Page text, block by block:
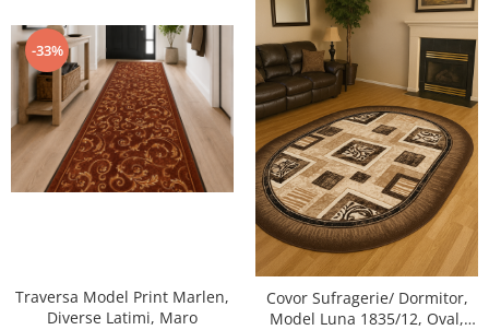
-33%
Traversa Model Print Marlen,
Diverse Latimi, Maro
Covor Sufragerie/ Dormitor,
Model Luna 1835/12, Oval,